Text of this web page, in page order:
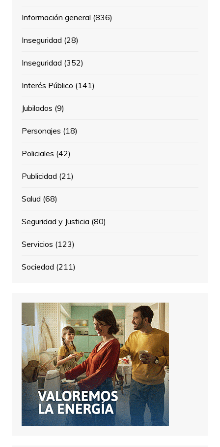
Información general (836)
Inseguridad (28)
Inseguridad (352)
Interés Público (141)
Jubilados (9)
Personajes (18)
Policiales (42)
Publicidad (21)
Salud (68)
Seguridad y Justicia (80)
Servicios (123)
Sociedad (211)